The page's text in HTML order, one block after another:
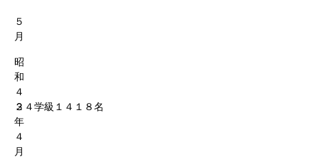
５
月
昭
和
４
２
年
４
月
３４学級１４１８名